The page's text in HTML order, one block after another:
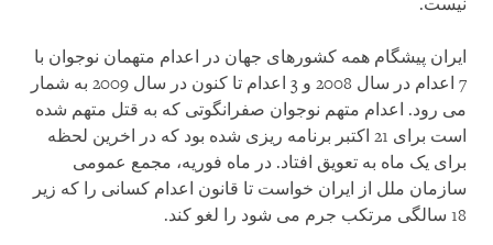
نیست.
ایران پیشگام همه کشورهای جهان در اعدام متهمان نوجوان با
7 اعدام در سال 2008 و 3 اعدام تا کنون در سال 2009 به شمار
می رود. اعدام متهم نوجوان صفرانگوتی که به قتل متهم شده
است برای 21 اکتبر برنامه ریزی شده بود که در اخرین لحظه
برای یک ماه به تعویق افتاد. در ماه فوریه، مجمع عمومی
سازمان ملل از ایران خواست تا قانون اعدام کسانی را که زیر
18 سالگی مرتکب جرم می شود را لغو کند.